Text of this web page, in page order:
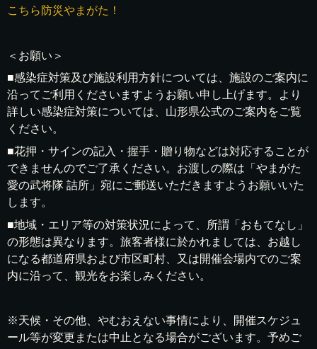
こちら防災やまがた！
＜お願い＞
■感染症対策及び施設利用方針については、施設のご案内に
沿ってご利用くださいますようお願い申し上げます。より
詳しい感染症対策については、山形県公式のご案内をご覧
ください。
■花押・サインの記入・握手・贈り物などは対応することが
できませんのでご了承ください。お渡しの際は「やまがた
愛の武将隊 詰所」宛にご郵送いただきますようお願いいた
します。
■地域・エリア等の対策状況によって、所謂「おもてなし」
の形態は異なります。旅客者様に於かれましては、お越し
になる都道府県および市区町村、又は開催会場内でのご案
内に沿って、観光をお楽しみください。
※天候・その他、やむおえない事情により、開催スケジュ
ール等が変更または中止となる場合がございます。予めご